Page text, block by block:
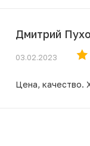
Дмитрий
03.02.2023
Цена, качество.